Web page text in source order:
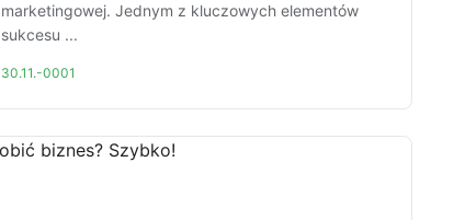
marketingowej. Jednym z kluczowych elementów
sukcesu ...
30.11.-0001